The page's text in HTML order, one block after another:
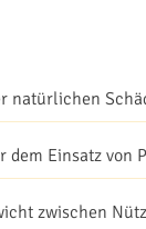
natürlichen
Einsatz von
zwischen